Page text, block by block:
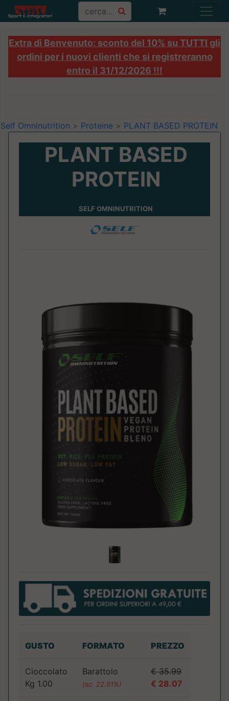
Extra di Benvenuto: sconto del 10% su TUTTI gli
ordini per i nuovi clienti che si registreranno
entro il 31/12/2026 !!!
Self Omninutrition > Proteine > PLANT BASED PROTEIN
PLANT BASED
PROTEIN
SELF OMNINUTRITION
GUSTO FORMATO PREZZO
Cioccolato
Kg 1.00
Barattolo
(sc. 22.01%)
€ 35.99
€ 28.07